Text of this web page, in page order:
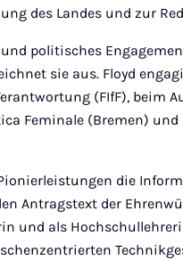
des Landes und zur
politisches
sie aus. Floyd
(FIfF), beim
Feminale (Bremen)
die
Antragstext der
und als